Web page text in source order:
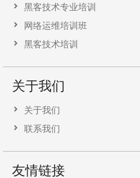
黑客技术专业培训
网络运维培训班
黑客技术培训
关于我们
关于我们
联系我们
友情链接